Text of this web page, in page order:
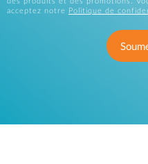
acceptez notre
Politique de